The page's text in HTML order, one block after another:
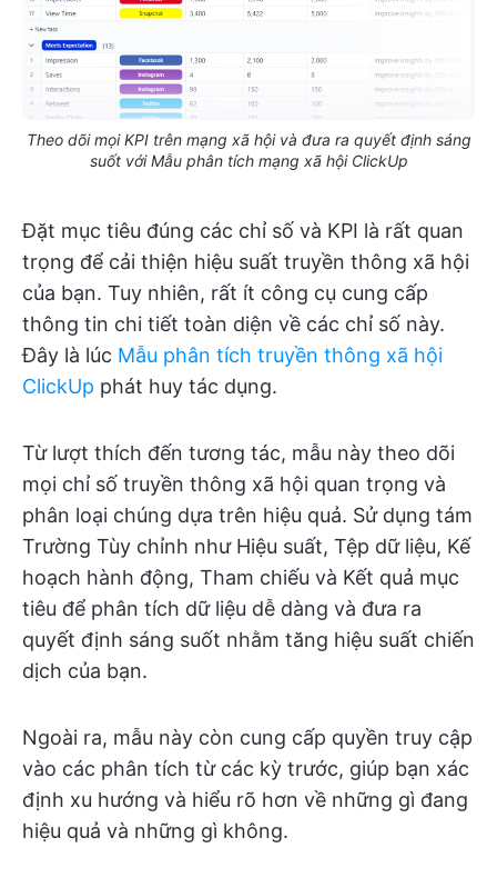
Theo dõi mọi KPI trên mạng xã hội và đưa ra quyết định sáng
suốt với Mẫu phân tích mạng xã hội ClickUp
Đặt mục tiêu đúng các chỉ số và KPI là rất quan
trọng để cải thiện hiệu suất truyền thông xã hội
của bạn. Tuy nhiên, rất ít công cụ cung cấp
thông tin chi tiết toàn diện về các chỉ số này.
Đây là lúc Mẫu phân tích truyền thông xã hội
ClickUp phát huy tác dụng.
Từ lượt thích đến tương tác, mẫu này theo dõi
mọi chỉ số truyền thông xã hội quan trọng và
phân loại chúng dựa trên hiệu quả. Sử dụng tám
Trường Tùy chỉnh như Hiệu suất, Tệp dữ liệu, Kế
hoạch hành động, Tham chiếu và Kết quả mục
tiêu để phân tích dữ liệu dễ dàng và đưa ra
quyết định sáng suốt nhằm tăng hiệu suất chiến
dịch của bạn.
Ngoài ra, mẫu này còn cung cấp quyền truy cập
vào các phân tích từ các kỳ trước, giúp bạn xác
định xu hướng và hiểu rõ hơn về những gì đang
hiệu quả và những gì không.